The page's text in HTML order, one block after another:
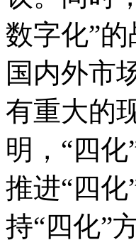
数字化”
国内外市
有重大的
明，“四
推进“四
持“四化”